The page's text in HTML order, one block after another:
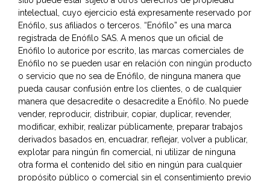
intelectual, cuyo ejercicio está expresamente reservado por
Enófilo, sus afiliados o terceros. “Enófilo” es una marca
registrada de Enófilo SAS. A menos que un oficial de
Enófilo lo autorice por escrito, las marcas comerciales de
Enófilo no se pueden usar en relación con ningún producto
o servicio que no sea de Enófilo, de ninguna manera que
pueda causar confusión entre los clientes, o de cualquier
manera que desacredite o desacredite a Enófilo. No puede
vender, reproducir, distribuir, copiar, duplicar, revender,
modificar, exhibir, realizar públicamente, preparar trabajos
derivados basados en, encuadrar, reflejar, volver a publicar,
explotar para ningún fin comercial, ni utilizar de ninguna
otra forma el contenido del sitio en ningún para cualquier
propósito público o comercial sin el consentimiento previo